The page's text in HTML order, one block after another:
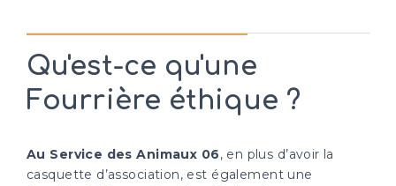
Qu'est-ce qu'une
Fourrière éthique ?
Au Service des Animaux 06, en plus d’avoir la
casquette d’association, est également une